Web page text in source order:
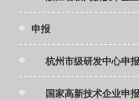
申报
杭州市级研发中心申报
国家高新技术企业申报